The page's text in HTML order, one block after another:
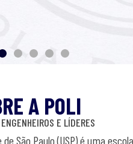
A POLI
E LÍDERES
São Paulo (USP) é uma